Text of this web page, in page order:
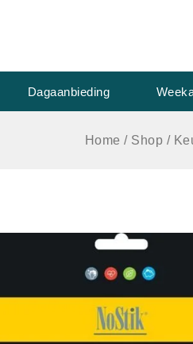
Dagaanbieding
Home / Shop /